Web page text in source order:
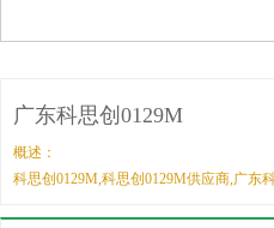
广东科思创0129M
概述：
科思创0129M,科思创0129M供应商,广东